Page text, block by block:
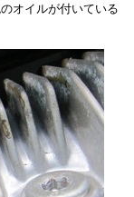
オイルが付いている